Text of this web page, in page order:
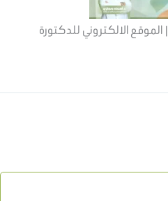
Jo 25 Oct 26 Artical 4 Copy | الموقع الالكتروني للدكتورة